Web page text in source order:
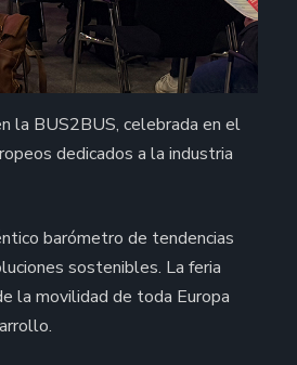
la BUS2BUS, celebrada en el
dedicados a la industria
barómetro de tendencias
sostenibles. La feria
la movilidad de toda Europa